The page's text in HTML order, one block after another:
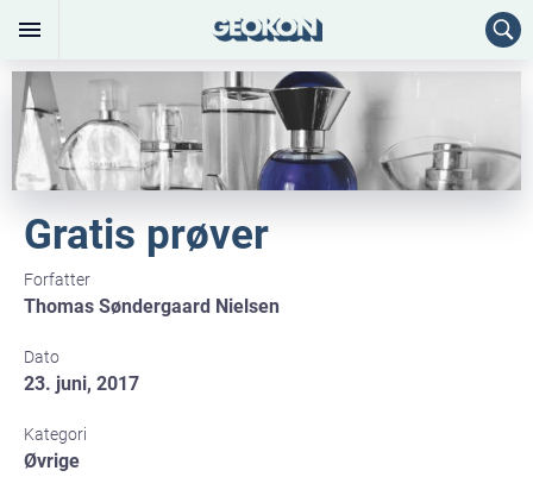
Gratis prøver
Forfatter
Thomas Søndergaard Nielsen
Dato
23. juni, 2017
Kategori
Øvrige